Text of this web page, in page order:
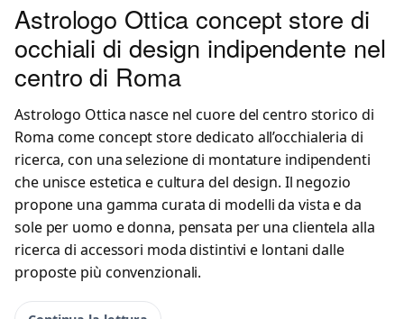
Astrologo Ottica concept store di
occhiali di design indipendente nel
centro di Roma
Astrologo Ottica nasce nel cuore del centro storico di
Roma come concept store dedicato all’occhialeria di
ricerca, con una selezione di montature indipendenti
che unisce estetica e cultura del design. Il negozio
propone una gamma curata di modelli da vista e da
sole per uomo e donna, pensata per una clientela alla
ricerca di accessori moda distintivi e lontani dalle
proposte più convenzionali.